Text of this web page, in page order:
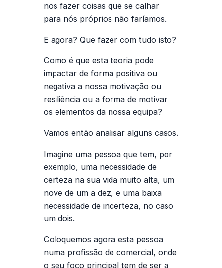
nos fazer coisas que se calhar
para nós próprios não faríamos.
E agora? Que fazer com tudo isto?
Como é que esta teoria pode
impactar de forma positiva ou
negativa a nossa motivação ou
resiliência ou a forma de motivar
os elementos da nossa equipa?
Vamos então analisar alguns casos.
Imagine uma pessoa que tem, por
exemplo, uma necessidade de
certeza na sua vida muito alta, um
nove de um a dez, e uma baixa
necessidade de incerteza, no caso
um dois.
Coloquemos agora esta pessoa
numa profissão de comercial, onde
o seu foco principal tem de ser a